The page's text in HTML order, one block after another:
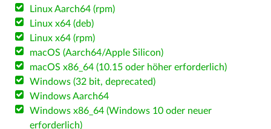
Linux Aarch64 (rpm)
Linux x64 (deb)
Linux x64 (rpm)
macOS (Aarch64/Apple Silicon)
macOS x86_64 (10.15 oder höher erforderlich)
Windows (32 bit, deprecated)
Windows Aarch64
Windows x86_64 (Windows 10 oder neuer
erforderlich)